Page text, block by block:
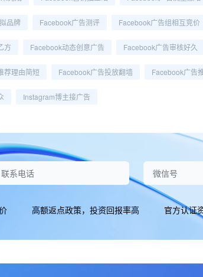
品牌 Facebook广告测评 Facebook广告组相互竞价
方 Facebook动态创意广告 Facebook广告审核好久
荐理由简短 Facebook广告投放翻墙 Facebook广告
Instagram博主接广告
高额返点政策，投资回报率高 官方认证